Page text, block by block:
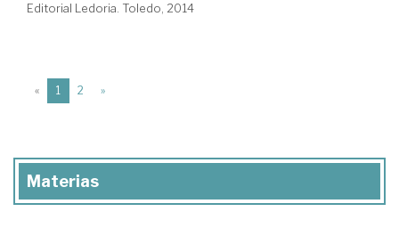
Editorial Ledoria. Toledo, 2014
« 1 (current)
2 »
Materias